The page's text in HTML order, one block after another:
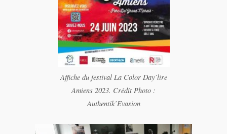
Affiche du festival La Color Day’lire
Amiens 2023. Crédit Photo :
Authentik’Evasion